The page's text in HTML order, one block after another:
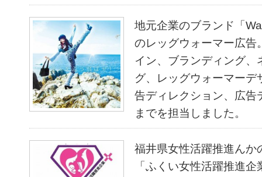
地元企業のブランド「
のレッグウォーマー広告
イン、ブランディング、
グ、レッグウォーマーデ
告ディレクション、広
までを担当しました。
福井県女性活躍推進んか
「ふくい女性活躍推進企